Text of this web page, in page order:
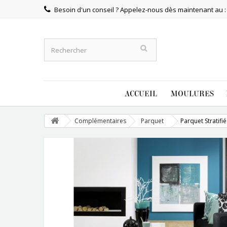
Besoin d'un conseil ? Appelez-nous dès maintenant au :
ACCUEIL MOULURES
Complémentaires Parquet Parquet Stratifié